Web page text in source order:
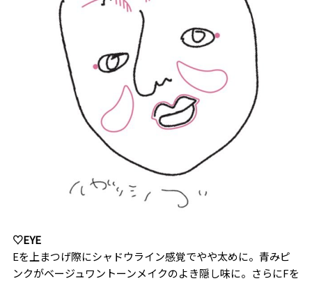
♡EYE
Eを上まつげ際にシャドウライン感覚でやや太めに。青みピ
ンクがベージュワントーンメイクのよき隠し味に。さらにFを